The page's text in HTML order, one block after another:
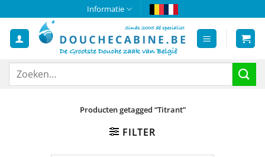
naar
inhoud
Informatie
Zoeken
Producten getagged “Titrant”
FILTER